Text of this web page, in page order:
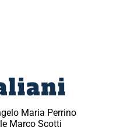
Maria Perrino
Marco Scotti